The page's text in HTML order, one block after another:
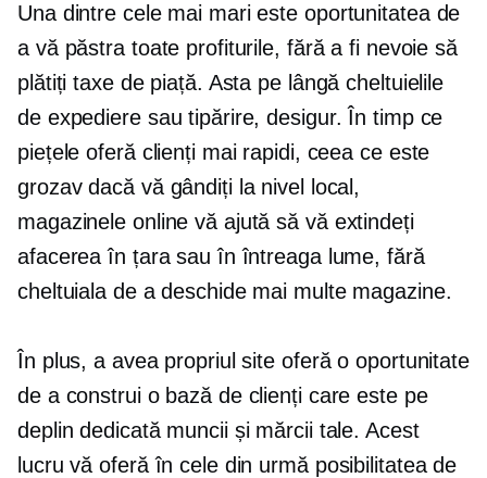
Una dintre cele mai mari este oportunitatea de
a vă păstra toate profiturile, fără a fi nevoie să
plătiți taxe de piață. Asta pe lângă cheltuielile
de expediere sau tipărire, desigur. În timp ce
piețele oferă clienți mai rapidi, ceea ce este
grozav dacă vă gândiți la nivel local,
magazinele online vă ajută să vă extindeți
afacerea în țara sau în întreaga lume, fără
cheltuiala de a deschide mai multe magazine.
În plus, a avea propriul site oferă o oportunitate
de a construi o bază de clienți care este pe
deplin dedicată muncii și mărcii tale. Acest
lucru vă oferă în cele din urmă posibilitatea de